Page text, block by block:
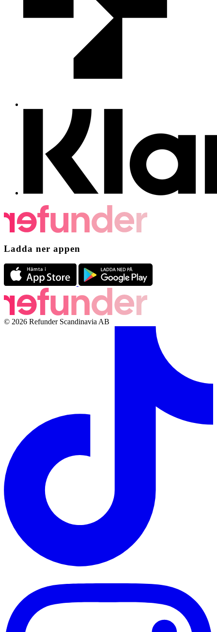
Ladda ner appen
© 2026 Refunder Scandinavia AB